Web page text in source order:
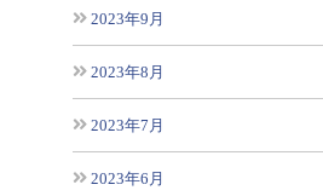
2023年9月
2023年8月
2023年7月
2023年6月